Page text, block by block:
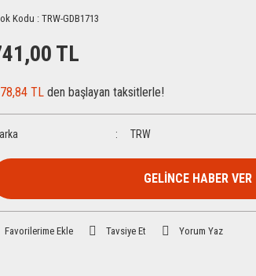
Kodu : TRW-GDB1713
TL
78,84 TL den başlayan taksitlerle!
TRW
GELİNCE HABER VER
Tavsiye Et Yorum Yaz